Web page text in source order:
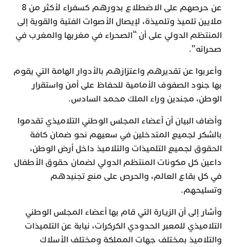
عن حرصهم على الاضطلاع بدورهم كسفراء لأكثر من 8
ملايين تلميذ وتلميذة، لإيصال الأصوات الفتية والقوية إلى
المنتظم الدولي على أن “الصحراء في مغربها والمغرب في
صحرائه”.
وأعربوا عن تقديرهم واعتزازهم بالأدوار الهامة التي يقوم
بها جنود الصفوف الأمامية للحفاظ على أمن واستقرار
الوطن، مجندين وراء الملك محمد السادس.
وأضاف البيان أن أعضاء المجلس الوطني التلاميذي تقدموا
بالشكر لجميع المتدخلين في سعيهم نحو ضمان كافة
الحقوق لجميع التلميذات والتلاميذ داخل أرض الوطن،
داعين كل مكونات المنتظم الدولي لضمان حقوق الأطفال
في كل بقاع العالم، والحرص على منع تجنيدهم
وتسليحهم.
وأشار إلى أن الزيارة التي قام بها أعضاء المجلس الوطني
التلاميذي للمعبر الحدودي الكركرات، نيابة عن التلميذات
والتلاميذ بمختلف جهات المملكة ومختلف الأسلاك